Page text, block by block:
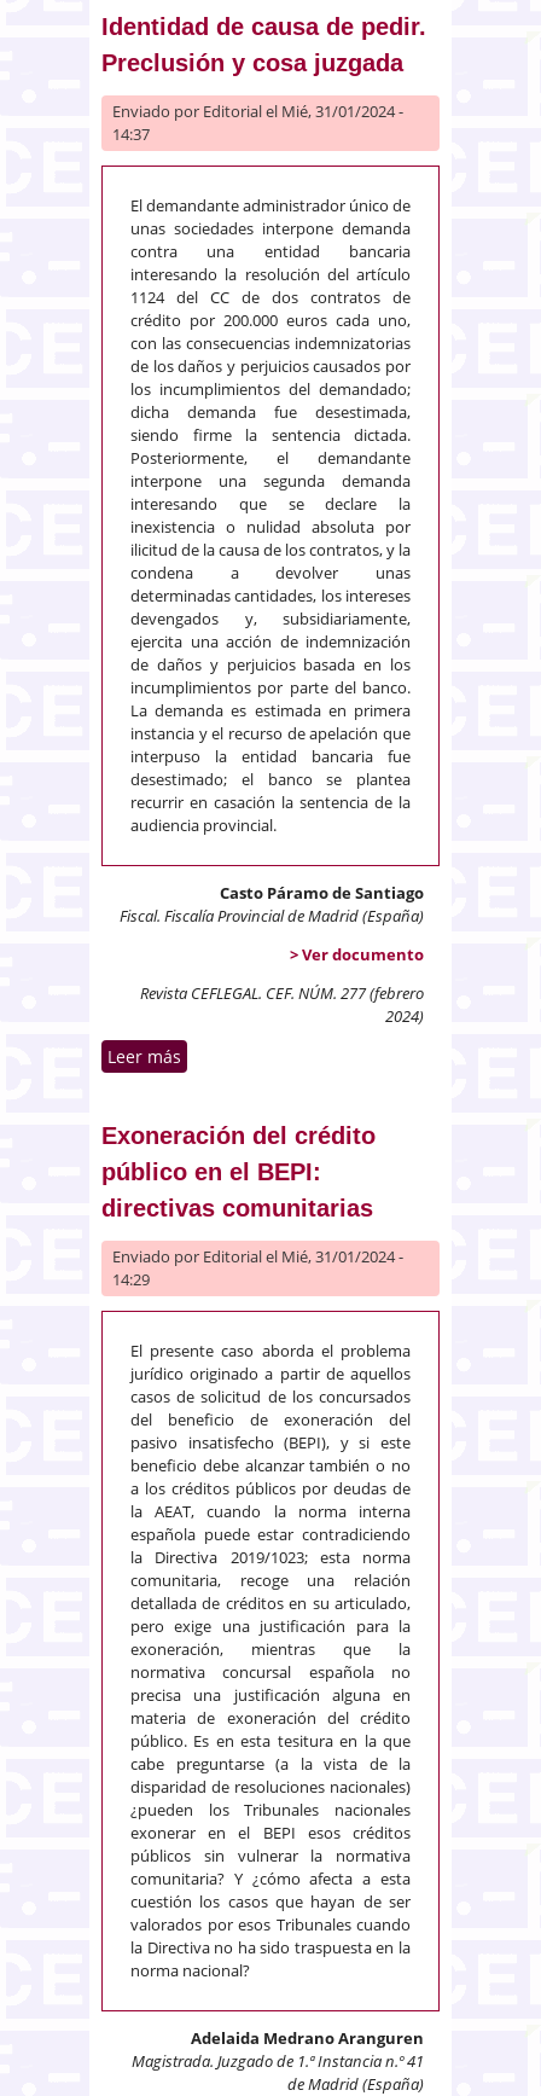
Identidad de causa de pedir.
Preclusión y cosa juzgada
Enviado por Editorialel Mié, 31/01/2024 -
14:37
El demandante administrador único de
unas sociedades interpone demanda
contra una entidad bancaria
interesando la resolución del artículo
1124 del CC de dos contratos de
crédito por 200.000 euros cada uno,
con las consecuencias indemnizatorias
de los daños y perjuicios causados por
los incumplimientos del demandado;
dicha demanda fue desestimada,
siendo firme la sentencia dictada.
Posteriormente, el demandante
interpone una segunda demanda
interesando que se declare la
inexistencia o nulidad absoluta por
ilicitud de la causa de los contratos, y la
condena a devolver unas
determinadas cantidades, los intereses
devengados y, subsidiariamente,
ejercita una acción de indemnización
de daños y perjuicios basada en los
incumplimientos por parte del banco.
La demanda es estimada en primera
instancia y el recurso de apelación que
interpuso la entidad bancaria fue
desestimado; el banco se plantea
recurrir en casación la sentencia de la
audiencia provincial.
Casto Páramo de Santiago
Fiscal. Fiscalía Provincial de Madrid (España)
> Ver documento
Revista CEFLEGAL. CEF. NÚM. 277 (febrero
2024)
Leer más
contra la misma demandada.
Identidad de causa de pedir.
Preclusión y cosa juzgada
Exoneración del crédito
público en el BEPI:
directivas comunitarias
Enviado por Editorialel Mié, 31/01/2024 -
14:29
El presente caso aborda el problema
jurídico originado a partir de aquellos
casos de solicitud de los concursados
del beneficio de exoneración del
pasivo insatisfecho (BEPI), y si este
beneficio debe alcanzar también o no
a los créditos públicos por deudas de
la AEAT, cuando la norma interna
española puede estar contradiciendo
la Directiva 2019/1023; esta norma
comunitaria, recoge una relación
detallada de créditos en su articulado,
pero exige una justificación para la
exoneración, mientras que la
normativa concursal española no
precisa una justificación alguna en
materia de exoneración del crédito
público. Es en esta tesitura en la que
cabe preguntarse (a la vista de la
disparidad de resoluciones nacionales)
¿pueden los Tribunales nacionales
exonerar en el BEPI esos créditos
públicos sin vulnerar la normativa
comunitaria? Y ¿cómo afecta a esta
cuestión los casos que hayan de ser
valorados por esos Tribunales cuando
la Directiva no ha sido traspuesta en la
norma nacional?
Adelaida Medrano Aranguren
Magistrada. Juzgado de 1.ª Instancia n.º 41
de Madrid (España)